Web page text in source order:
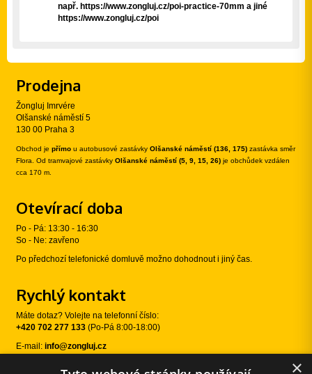
např. https://www.zongluj.cz/poi-practice-70mm a jiné
https://www.zongluj.cz/poi
Prodejna
Žongluj Imrvére
Olšanské náměstí 5
130 00 Praha 3
Obchod je přímo u autobusové zastávky Olšanské náměstí (136, 175) zastávka směr
Flora. Od tramvajové zastávky Olšanské náměstí (5, 9, 15, 26) je obchůdek vzdálen
cca 170 m.
Otevírací doba
Po - Pá: 13:30 - 16:30
So - Ne: zavřeno
Po předchozí telefonické domluvě možno dohodnout i jiný čas.
Rychlý kontakt
Máte dotaz? Volejte na telefonní číslo:
+420 702 277 133 (Po-Pá 8:00-18:00)
E-mail: info@zongluj.cz
×